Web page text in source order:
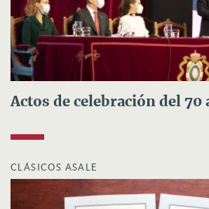
Actos de celebración del 70
CLÁSICOS ASALE